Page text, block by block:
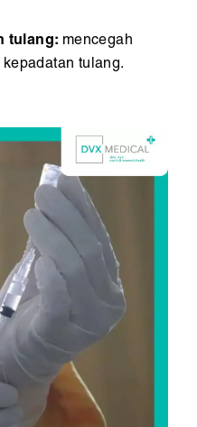
tulang: mencegah
tulang.